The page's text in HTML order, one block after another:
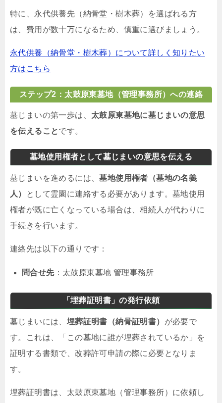
特に、永代供養先（納骨堂・樹木葬）を選ばれる方
は、費用が数十万になるため、慎重に選びましょう。
永代供養（納骨堂・樹木葬）について詳しく知りたい
方はこちら
ステップ2：太鼓原東墓地（管理事務所）への連絡
墓じまいの第一歩は、 太鼓原東墓地に墓じまいの意思
を伝えることです。
墓地使用権者として墓じまいの意思を伝える
墓じまいを進めるには、墓地使用権者（墓地の名義
人）
として霊園に連絡する必要があります。墓地使用
権者が既に亡くなっている場合は、相続人が代わりに
手続きを行います。
連絡先は以下の通りです：
問合せ先：太鼓原東墓地 管理事務所
「埋葬証明書」の発行依頼
墓じまいには、 埋葬証明書（納骨証明書） が必要で
す。これは、「この墓地に誰が埋葬されているか」を
証明する書類で、改葬許可申請の際に必要となりま
す。
埋葬証明書は、太鼓原東墓地（管理事務所）に依頼し